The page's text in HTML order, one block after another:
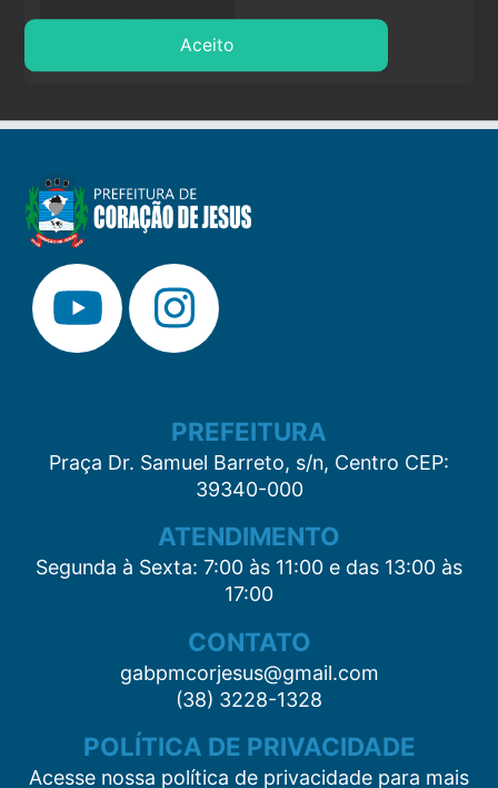
stop
PREFEITURA
Praça Dr. Samuel Barreto, s/n, Centro CEP:
39340-000
ATENDIMENTO
Segunda à Sexta: 7:00 às 11:00 e das 13:00 às
17:00
CONTATO
gabpmcorjesus@gmail.com
(38) 3228-1328
POLÍTICA DE PRIVACIDADE
Acesse nossa política de privacidade para mais
Aceito